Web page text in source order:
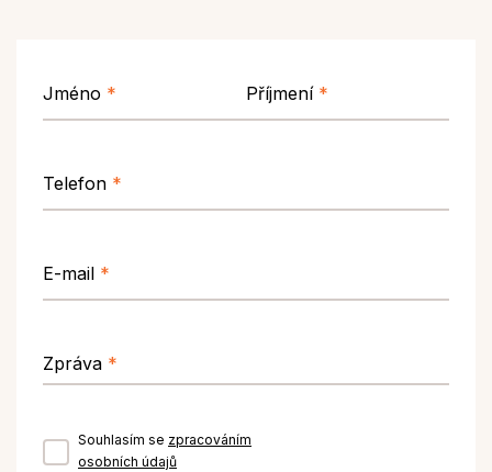
Jméno * Příjmení *
Telefon *
E-mail *
Zpráva *
Souhlasím se zpracováním
osobních údajů